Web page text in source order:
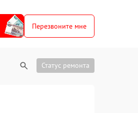
Перезвоните мне
Статус ремонта